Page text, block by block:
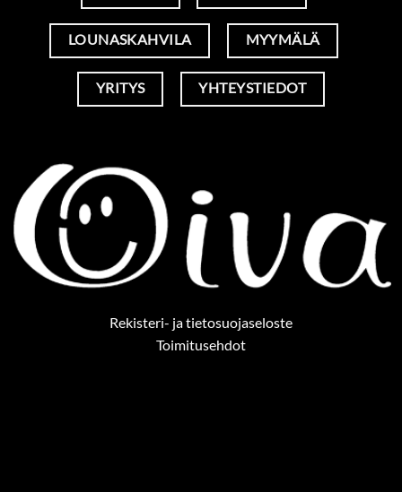
LOUNASKAHVILA MYYMÄLÄ
YRITYS YHTEYSTIEDOT
Rekisteri- ja tietosuojaseloste
Toimitusehdot